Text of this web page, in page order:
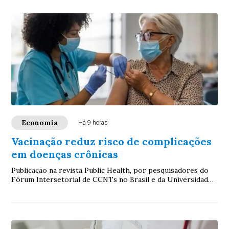
Economia Há 9 horas
Vacinação reduz risco de complicações
em doenças crônicas
Publicação na revista Public Health, por pesquisadores do
Fórum Intersetorial de CCNTs no Brasil e da Universidade